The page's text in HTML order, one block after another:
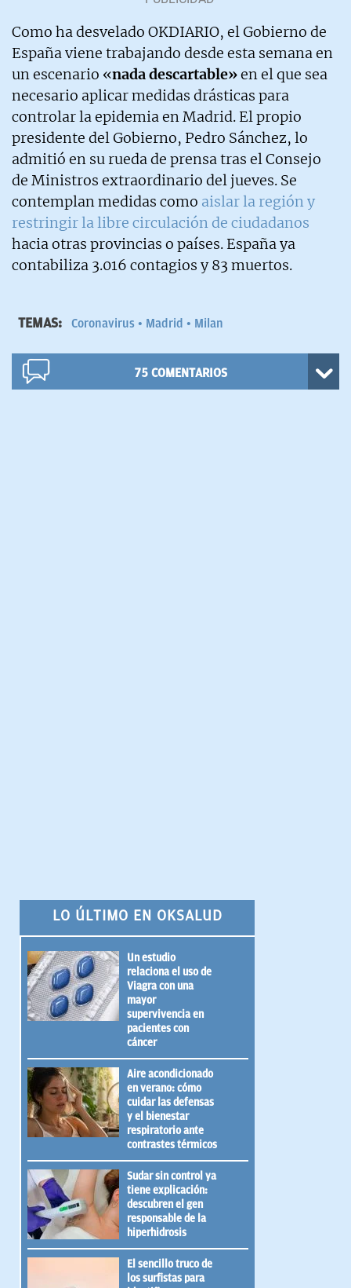
Como ha desvelado OKDIARIO, el Gobierno de
España viene trabajando desde esta semana en
un escenario «nada descartable»en el que sea
necesario aplicar medidas drásticas para
controlar la epidemia en Madrid. El propio
presidente del Gobierno, Pedro Sánchez, lo
admitió en su rueda de prensa tras el Consejo
de Ministros extraordinario del jueves. Se
contemplan medidas como aislar la región y
restringir la libre circulación de ciudadanos
hacia otras provincias o países. España ya
contabiliza 3.016 contagios y 83 muertos.
TEMAS: Coronavirus Madrid Milan
75 COMENTARIOS
LO ÚLTIMO EN OKSALUD
Un estudio
relaciona el uso de
Viagra con una
mayor
supervivencia en
pacientes con
cáncer
Aire acondicionado
en verano: cómo
cuidar las defensas
y el bienestar
respiratorio ante
contrastes térmicos
Sudar sin control ya
tiene explicación:
descubren el gen
responsable de la
hiperhidrosis
El sencillo truco de
los surfistas para